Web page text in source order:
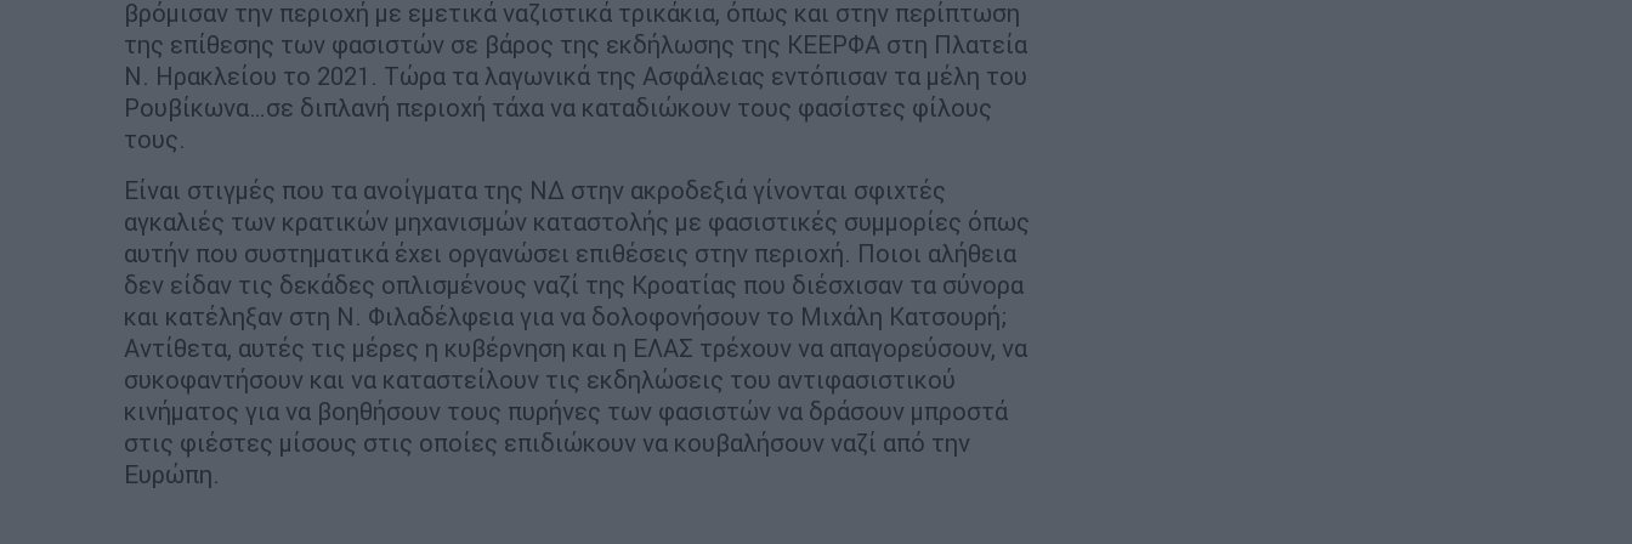
βρόμισαν την περιοχή με εμετικά ναζιστικά τρικάκια, όπως και στην περίπτωση
της επίθεσης των φασιστών σε βάρος της εκδήλωσης της ΚΕΕΡΦΑ στη Πλατεία
Ν. Ηρακλείου το 2021. Τώρα τα λαγωνικά της Ασφάλειας εντόπισαν τα μέλη του
Ρουβίκωνα…σε διπλανή περιοχή τάχα να καταδιώκουν τους φασίστες φίλους
τους.
Είναι στιγμές που τα ανοίγματα της ΝΔ στην ακροδεξιά γίνονται σφιχτές
αγκαλιές των κρατικών μηχανισμών καταστολής με φασιστικές συμμορίες όπως
αυτήν που συστηματικά έχει οργανώσει επιθέσεις στην περιοχή. Ποιοι αλήθεια
δεν είδαν τις δεκάδες οπλισμένους ναζί της Κροατίας που διέσχισαν τα σύνορα
και κατέληξαν στη Ν. Φιλαδέλφεια για να δολοφονήσουν το Μιχάλη Κατσουρή;
Αντίθετα, αυτές τις μέρες η κυβέρνηση και η ΕΛΑΣ τρέχουν να απαγορεύσουν, να
συκοφαντήσουν και να καταστείλουν τις εκδηλώσεις του αντιφασιστικού
κινήματος για να βοηθήσουν τους πυρήνες των φασιστών να δράσουν μπροστά
στις φιέστες μίσους στις οποίες επιδιώκουν να κουβαλήσουν ναζί από την
Ευρώπη.